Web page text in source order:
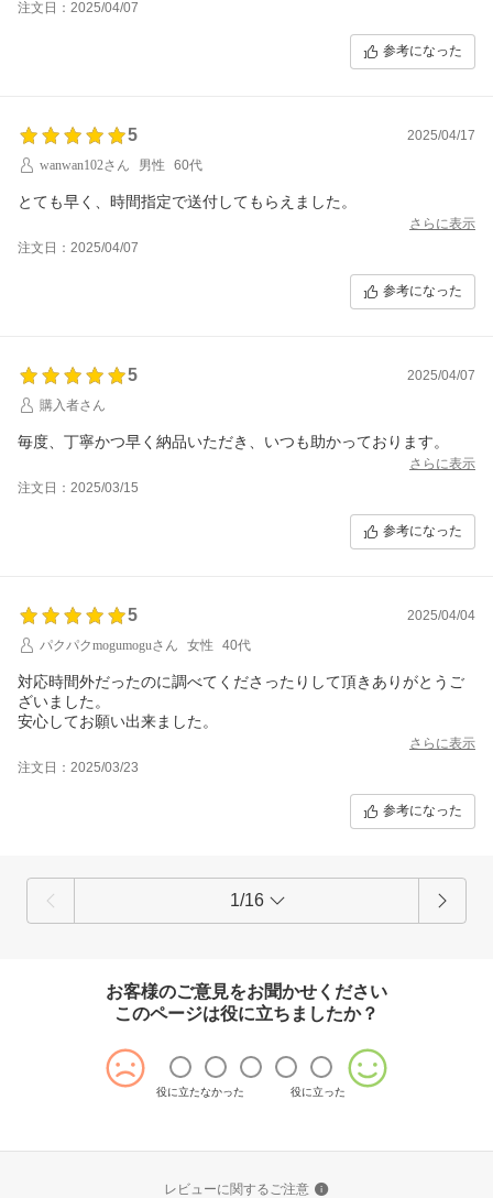
注文日：2025/04/07
参考になった
5
2025/04/17
wanwan102さん
男性 60代
とても早く、時間指定で送付してもらえました。
さらに表示
注文日：2025/04/07
参考になった
5
2025/04/07
購入者さん
毎度、丁寧かつ早く納品いただき、いつも助かっております。
さらに表示
注文日：2025/03/15
参考になった
5
2025/04/04
パクパクmogumoguさん
女性 40代
対応時間外だったのに調べてくださったりして頂きありがとうご
ざいました。
安心してお願い出来ました。
さらに表示
注文日：2025/03/23
参考になった
1/16
お客様のご意見をお聞かせください
このページは役に立ちましたか？
役に立たなかった 役に立った
レビューに関するご注意